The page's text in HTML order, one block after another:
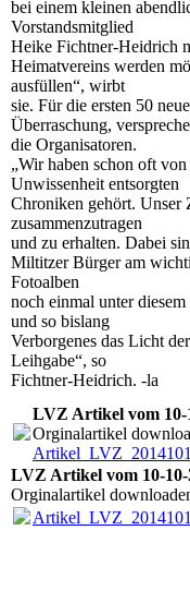
bei einem kleinen
Vorstandsmitglied
Heike Fichtner-Heidrich
Heimatvereins werden
ausfüllen“, wirbt
sie. Für die ersten 50
Überraschung,
die Organisatoren.
„Wir haben schon oft
Unwissenheit entsorgten
Chroniken gehört. Unser
zusammenzutragen
und zu erhalten. Dabei
Miltitzer Bürger am
Fotoalben
noch einmal unter
und so bislang
Verborgenes das Licht
Leihgabe“, so
Fichtner-Heidrich. -la
LVZ Artikel vom 10-
Orginalartikel
LVZ Artikel vom 10-10-
Orginalartikel